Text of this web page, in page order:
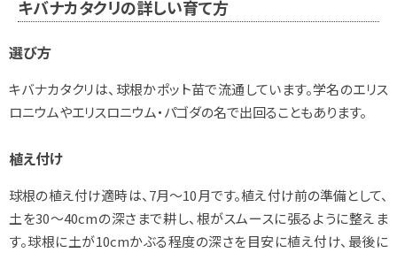
キバナカタクリの詳しい育て方
選び方
キバナカタクリは、球根かポット苗で流通しています。学名のエリス
ロニウムやエリスロニウム・パゴダの名で出回ることもあります。
植え付け
球根の植え付け適時は、7月～10月です。植え付け前の準備として、
土を30～40cmの深さまで耕し、根がスムースに張るように整えま
す。球根に土が10cmかぶる程度の深さを目安に植え付け、最後に